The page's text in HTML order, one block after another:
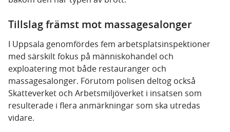
Tillslag främst mot massagesalonger
I Uppsala genomfördes fem arbetsplatsinspektioner
med särskilt fokus på människohandel och
exploatering mot både restauranger och
massagesalonger. Förutom polisen deltog också
Skatteverket och Arbetsmiljöverket i insatsen som
resulterade i flera anmärkningar som ska utredas
vidare.